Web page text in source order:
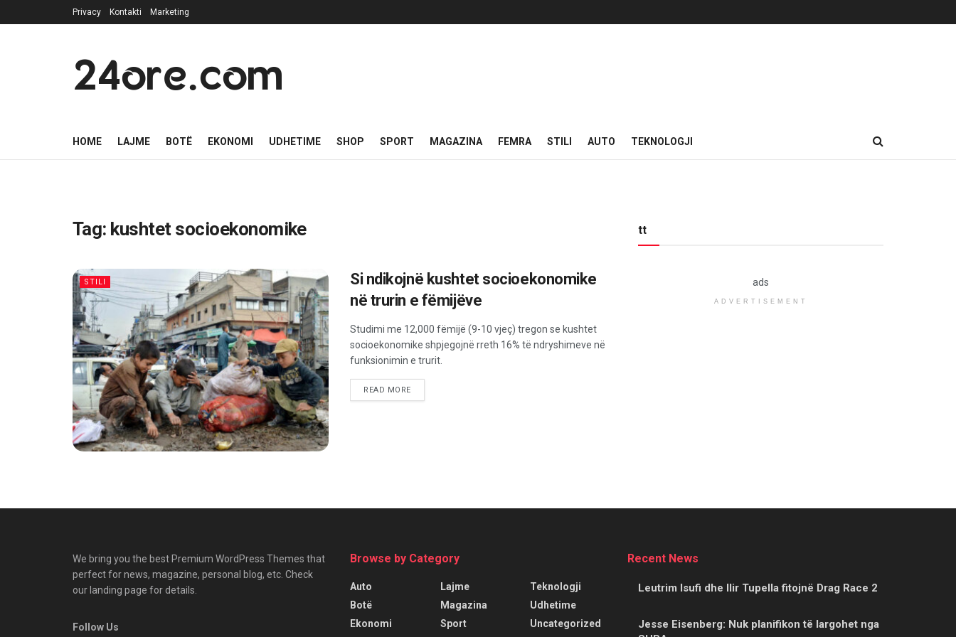
Privacy Kontakti Marketing
24ore.com
HOME LAJME BOTË EKONOMI UDHETIME SHOP SPORT MAGAZINA FEMRA STILI AUTO TEKNOLOGJI
Tag: kushtet socioekonomike
STILI
Si ndikojnë kushtet socioekonomike
në trurin e fëmijëve
Studimi me 12,000 fëmijë (9-10 vjeç) tregon se kushtet
socioekonomike shpjegojnë rreth 16% të ndryshimeve në
funksionimin e trurit.
READ MORE
tt
ads
ADVERTISEMENT
We bring you the best Premium WordPress Themes that
perfect for news, magazine, personal blog, etc. Check
our landing page for details.
Follow Us
Browse by Category
Auto
Botë
Ekonomi
Lajme
Magazina
Sport
Teknologji
Udhetime
Uncategorized
Recent News
Leutrim Isufi dhe Ilir Tupella fitojnë Drag Race 2
Jesse Eisenberg: Nuk planifikon të largohet nga